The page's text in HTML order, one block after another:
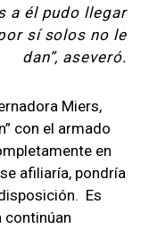
a él pudo llegar
sí solos no le
dan”, aseveró.
Miers,
con el armado
en
afiliaría, pondría
Es
continúan